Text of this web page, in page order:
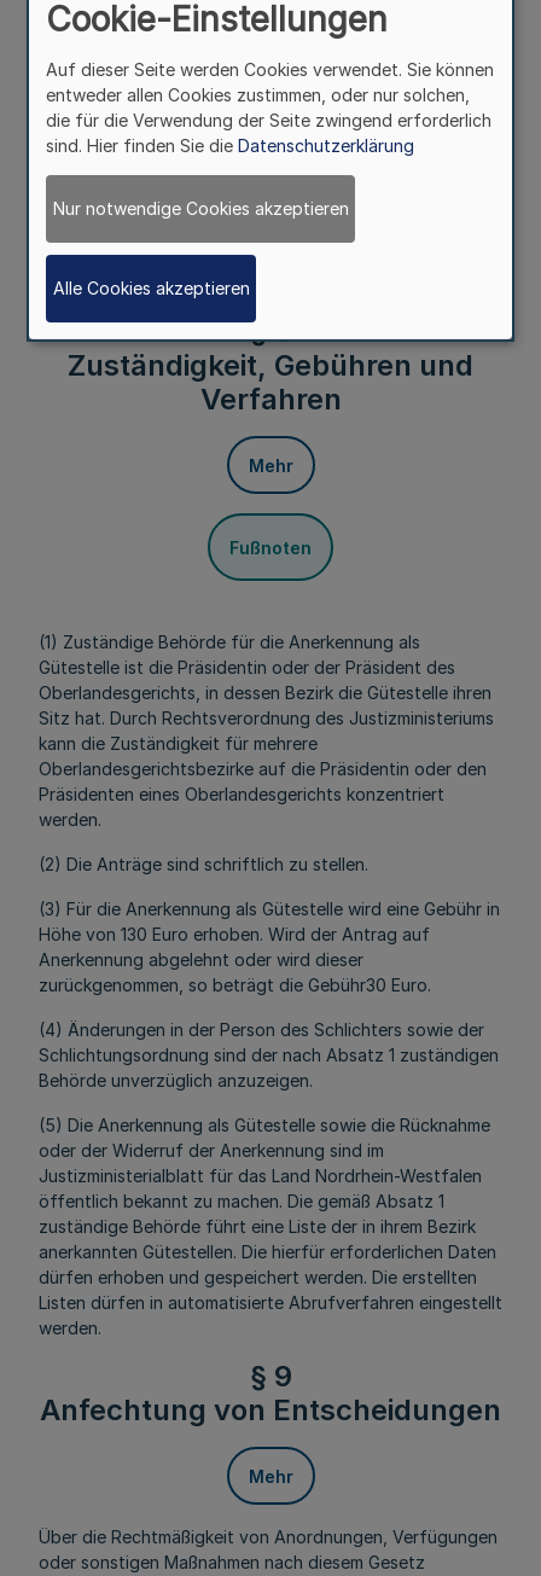
a) wenn die Schlichterin oder der Schlichter nicht mehr
b) wenn die Verfahrensordnung nicht mehr den
Anforderungen des § 4 entspricht;
c) wenn die erforderliche Haftpflichtversicherung (§ 5)
Anerkennung gegenüber der für die Anerkennung
zuständigen Behörde schriftlich verzichtet hat.
§ 8
Zuständigkeit, Gebühren und
Verfahren
Mehr
Fußnoten
(1) Zuständige Behörde für die Anerkennung als
Gütestelle ist die Präsidentin oder der Präsident des
Oberlandesgerichts, in dessen Bezirk die Gütestelle ihren
Sitz hat. Durch Rechtsverordnung des Justizministeriums
kann die Zuständigkeit für mehrere
Oberlandesgerichtsbezirke auf die Präsidentin oder den
Präsidenten eines Oberlandesgerichts konzentriert
werden.
(2) Die Anträge sind schriftlich zu stellen.
(3) Für die Anerkennung als Gütestelle wird eine Gebühr in
Höhe von 130 Euro erhoben. Wird der Antrag auf
Anerkennung abgelehnt oder wird dieser
zurückgenommen, so beträgt die Gebühr30 Euro.
(4) Änderungen in der Person des Schlichters sowie der
Schlichtungsordnung sind der nach Absatz 1 zuständigen
Behörde unverzüglich anzuzeigen.
(5) Die Anerkennung als Gütestelle sowie die Rücknahme
oder der Widerruf der Anerkennung sind im
Justizministerialblatt für das Land Nordrhein-Westfalen
öffentlich bekannt zu machen. Die gemäß Absatz 1
zuständige Behörde führt eine Liste der in ihrem Bezirk
anerkannten Gütestellen. Die hierfür erforderlichen Daten
dürfen erhoben und gespeichert werden. Die erstellten
Listen dürfen in automatisierte Abrufverfahren eingestellt
werden.
§ 9
Anfechtung von Entscheidungen
Mehr
Über die Rechtmäßigkeit von Anordnungen, Verfügungen
oder sonstigen Maßnahmen nach diesem Gesetz
Cookie-Einstellungen
Auf dieser Seite werden Cookies verwendet. Sie können
entweder allen Cookies zustimmen, oder nur solchen,
die für die Verwendung der Seite zwingend erforderlich
sind. Hier finden Sie die Datenschutzerklärung
Nur notwendige Cookies akzeptieren
Alle Cookies akzeptieren